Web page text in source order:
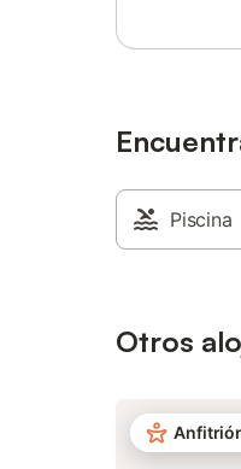
antes. Cuna y
petición. No
Piscina
Otros